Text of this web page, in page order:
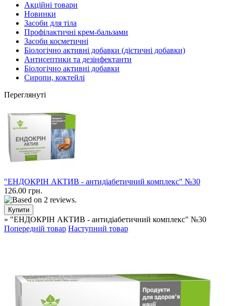
Акційні товари
Новинки
Засоби для тіла
Профілактичні крем-бальзами
Засоби косметичні
Біологічно активні добавки (дієтичні добавки)
Антисептики та дезінфектанти
Біологічно активні добавки
Сиропи, коктейлі
Переглянуті
"ЕНДОКРІН АКТИВ - антидіабетичний комплекс" №30
126.00 грн.
» "ЕНДОКРІН АКТИВ - антидіабетичний комплекс" №30
Попередній товар Наступний товар